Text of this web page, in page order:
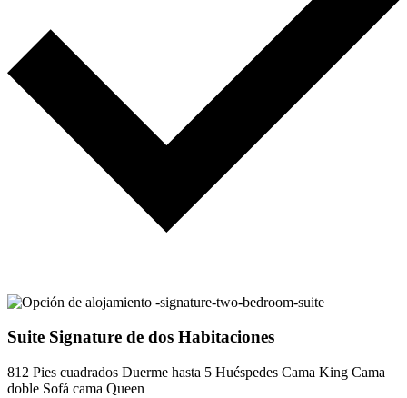
Suite Signature de dos Habitaciones
812 Pies cuadrados Duerme hasta 5 Huéspedes Cama King Cama
doble Sofá cama Queen